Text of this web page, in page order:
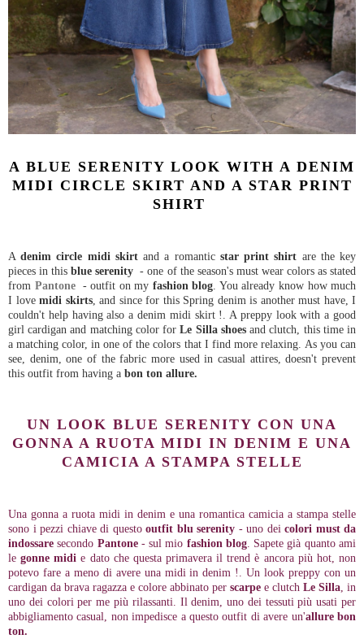
A BLUE SERENITY LOOK WITH A DENIM
MIDI CIRCLE SKIRT AND A STAR PRINT
SHIRT
Adenim circle midi skirtand a romantic star print shirt are the key
pieces in thisblue serenity - one of the season's must wear colors as stated
from Pantone - outfit on my fashion blog. You already know how much
I love midi skirts, and since for this Spring denim is another must have, I
couldn't help having also a denim midi skirt !. A preppy look with a good
girl cardigan and matching color forLe Silla shoesand clutch, this time in
a matching color, in one of the colors that I find more relaxing. As you can
see, denim, one of the fabric more used in casual attires, doesn't prevent
this outfit from having a bon ton allure.
UN LOOK BLUE SERENITY CON UNA
GONNA A RUOTA MIDI IN DENIM E UNA
CAMICIA A STAMPA STELLE
Una gonna a ruota midi in denim e una romantica camicia a stampa stelle
sono i pezzi chiave di questo outfit blu serenity - uno dei colori must da
indossare secondo Pantone - sul mio fashion blog. Sapete già quanto ami
legonne midi e dato che questa primavera il trend è ancora più hot, non
potevo fare a meno di avere una midi in denim !. Un look preppy con un
cardigan da brava ragazza e colore abbinato per scarpe e clutch Le Silla, in
uno dei colori per me più rilassanti. Il denim, uno dei tessuti più usati per
abbigliamento casual, non impedisce a questo outfit di avere un'allure bon
ton.